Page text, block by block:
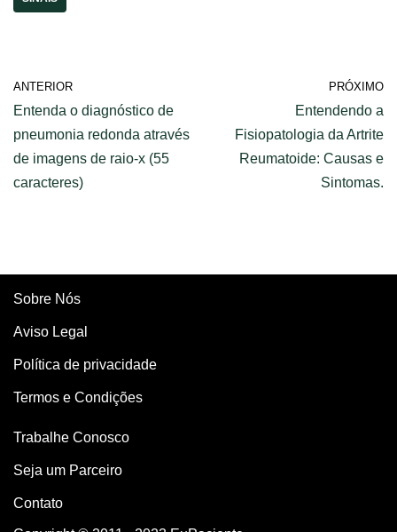
ANTERIOR
Entenda o diagnóstico de
pneumonia redonda através
de imagens de raio-x (55
caracteres)
PRÓXIMO
Entendendo a
Fisiopatologia da Artrite
Reumatoide: Causas e
Sintomas.
Sobre Nós
Aviso Legal
Política de privacidade
Termos e Condições
Trabalhe Conosco
Seja um Parceiro
Contato